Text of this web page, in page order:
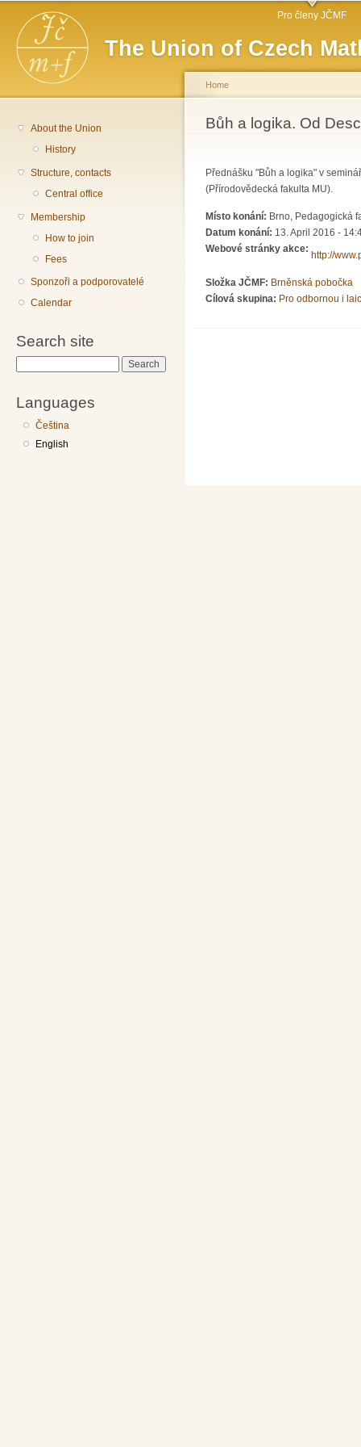
The Union of Czech
Main menu Pro členy JČMF
About the Union
History
Structure, contacts
Central office
Membership
How to join
Fees
Sponzoři a podporovatelé
Calendar
Search site
Languages
Čeština
English
You are here
Home
Bůh a logika. Od
Přednášku "Bůh a logika" v
(Přírodovědecká fakulta MU).
Místo konání: Brno, Pedagogická
Datum konání: 13. April 2016 -
Webové stránky akce:
http://
Složka JČMF: Brněnská pobočka
Cílová skupina: Pro odbornou i